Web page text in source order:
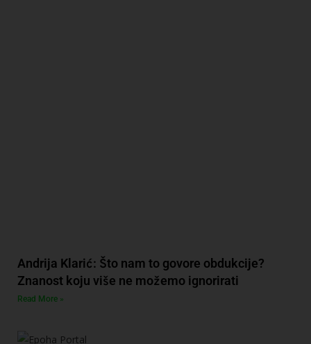
Andrija Klarić: Što nam to govore obdukcije?
Znanost koju više ne možemo ignorirati
Read More »